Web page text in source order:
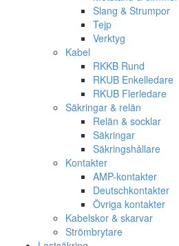
Slang & Strumpor
Tejp
Verktyg
Kabel
RKKB Rund
RKUB Enkelledare
RKUB Flerledare
Säkringar & relän
Relän & socklar
Säkringar
Säkringshållare
Kontakter
AMP-kontakter
Deutschkontakter
Övriga kontakter
Kabelskor & skarvar
Strömbrytare